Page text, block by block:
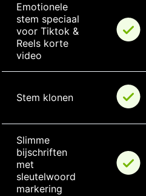
Emotionele
stem speciaal
voor Tiktok &
Reels korte
video
Stem klonen
Slimme
bijschriften
met
sleutelwoord
markering